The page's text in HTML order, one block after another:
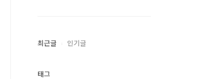
최근글 인기글
태그